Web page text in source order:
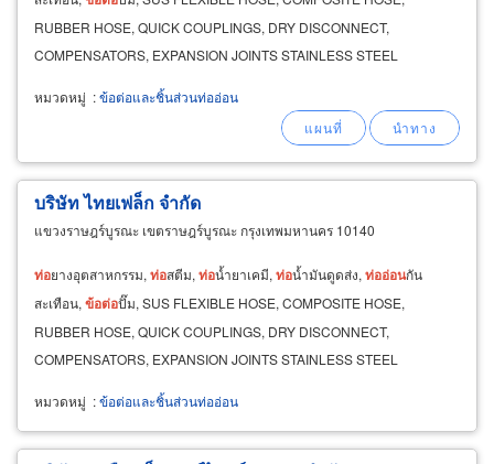
RUBBER HOSE, QUICK COUPLINGS, DRY DISCONNECT,
COMPENSATORS, EXPANSION JOINTS STAINLESS STEEL
POLYLOCK TUBING TEFLON HOSES
หมวดหมู่ :ข้อต่อและชิ้นส่วนท่ออ่อน
บริษัท ไทยเฟล็ก จำกัด
แขวงราษฎร์บูรณะ เขตราษฎร์บูรณะ กรุงเทพมหานคร 10140
ท่อยางอุตสาหกรรม, ท่อสตีม, ท่อน้ำยาเคมี, ท่อน้ำมันดูดส่ง, ท่ออ่อนกัน
สะเทือน, ข้อต่อปั๊ม, SUS FLEXIBLE HOSE, COMPOSITE HOSE,
RUBBER HOSE, QUICK COUPLINGS, DRY DISCONNECT,
COMPENSATORS, EXPANSION JOINTS STAINLESS STEEL
POLYLOCK TUBING TEFLON HOSES
หมวดหมู่ :ข้อต่อและชิ้นส่วนท่ออ่อน